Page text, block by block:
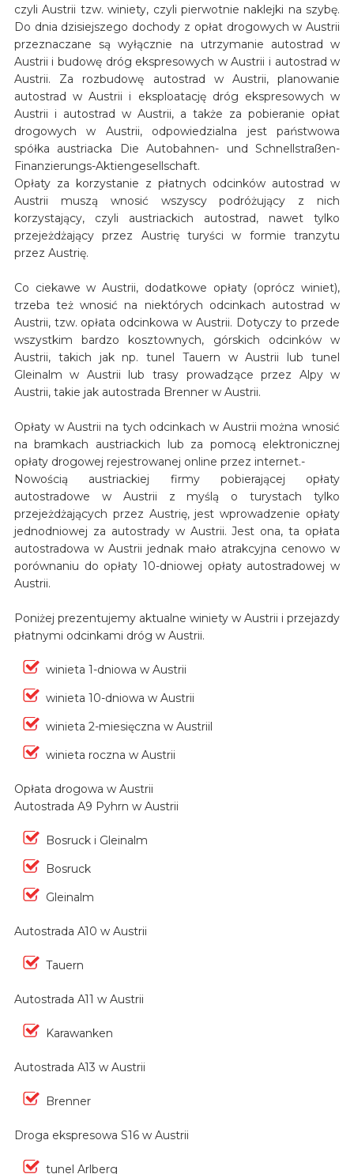
czyli Austrii tzw. winiety, czyli pierwotnie naklejki na szybę.
Do dnia dzisiejszego dochody z opłat drogowych w Austrii
przeznaczane są wyłącznie na utrzymanie autostrad w
Austrii i budowę dróg ekspresowych w Austrii i autostrad w
Austrii. Za rozbudowę autostrad w Austrii, planowanie
autostrad w Austrii i eksploatację dróg ekspresowych w
Austrii i autostrad w Austrii, a także za pobieranie opłat
drogowych w Austrii, odpowiedzialna jest państwowa
spółka austriacka Die Autobahnen- und Schnellstraßen-
Finanzierungs-Aktiengesellschaft.
Opłaty za korzystanie z płatnych odcinków autostrad w
Austrii muszą wnosić wszyscy podróżujący z nich
korzystający, czyli austriackich autostrad, nawet tylko
przejeżdżający przez Austrię turyści w formie tranzytu
przez Austrię.
Co ciekawe w Austrii, dodatkowe opłaty (oprócz winiet),
trzeba też wnosić na niektórych odcinkach autostrad w
Austrii, tzw. opłata odcinkowa w Austrii. Dotyczy to przede
wszystkim bardzo kosztownych, górskich odcinków w
Austrii, takich jak np. tunel Tauern w Austrii lub tunel
Gleinalm w Austrii lub trasy prowadzące przez Alpy w
Austrii, takie jak autostrada Brenner w Austrii.
Opłaty w Austrii na tych odcinkach w Austrii można wnosić
na bramkach austriackich lub za pomocą elektronicznej
opłaty drogowej rejestrowanej online przez internet.-
Nowością austriackiej firmy pobierającej opłaty
autostradowe w Austrii z myślą o turystach tylko
przejeżdżających przez Austrię, jest wprowadzenie opłaty
jednodniowej za autostrady w Austrii. Jest ona, ta opłata
autostradowa w Austrii jednak mało atrakcyjna cenowo w
porównaniu do opłaty 10-dniowej opłaty autostradowej w
Austrii.
Poniżej prezentujemy aktualne winiety w Austrii i przejazdy
płatnymi odcinkami dróg w Austrii.
winieta 1-dniowa w Austrii
winieta 10-dniowa w Austrii
winieta 2-miesięczna w Austriil
winieta roczna w Austrii
Opłata drogowa w Austrii
Autostrada A9 Pyhrn w Austrii
Bosruck i Gleinalm
Bosruck
Gleinalm
Autostrada A10 w Austrii
Tauern
Autostrada A11 w Austrii
Karawanken
Autostrada A13 w Austrii
Brenner
Droga ekspresowa S16 w Austrii
tunel Arlberg